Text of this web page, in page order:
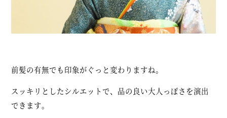
前髪の有無でも印象がぐっと変わりますね。
スッキリとしたシルエットで、品の良い大人っぽさを演出
できます。